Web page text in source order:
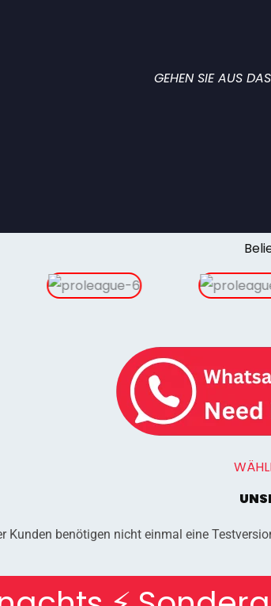
GEHEN SIE AUS
Kunden benötigen nicht einmal eine